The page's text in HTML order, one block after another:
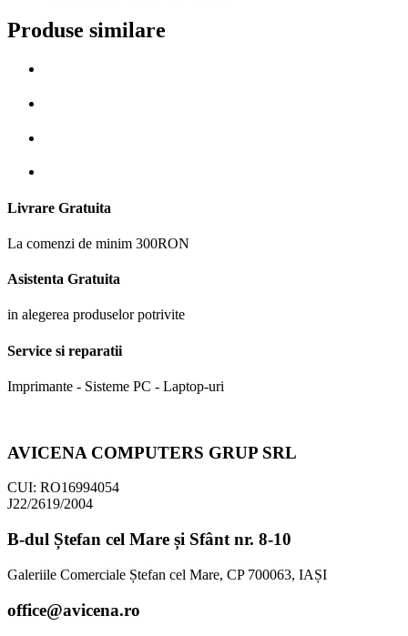
Produse similare
Livrare Gratuita
La comenzi de minim 300RON
Asistenta Gratuita
in alegerea produselor potrivite
Service si reparatii
Imprimante - Sisteme PC - Laptop-uri
AVICENA COMPUTERS GRUP SRL
CUI: RO16994054
J22/2619/2004
B-dul Ștefan cel Mare și Sfânt nr. 8-10
Galeriile Comerciale Ștefan cel Mare, CP 700063, IAȘI
office@avicena.ro